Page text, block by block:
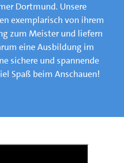
Dortmund. Unsere
exemplarisch von ihrem
zum Meister und liefern
eine Ausbildung im
sichere und spannende
Spaß beim Anschauen!